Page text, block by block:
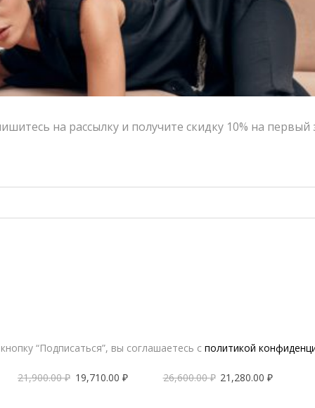
21,900.00₽ 19,710.00 ₽
26,600.00₽ 21,280.00₽
на рассылку и получите скидку 10% на первый
“Подписаться”, вы соглашаетесь с политикой